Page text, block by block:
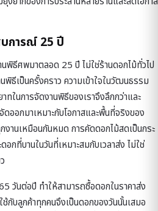
การณ์ 25 ปี
พิธีศพมาตลอด 25 ปี ไม่ใช่ร้านดอกไม้ทั่วไป
พิธีเป็นครั้งคราว ความเข้าใจในวัฒนธรรม
ทในการจัดงานพิธีของเราจึงลึกกว่าและ
ออกมาเหมาะกับโอกาสและพื้นที่จริงของ
งานเหมือนกันหมด การคัดดอกไม้สดเป็นกระ
อกที่บานในวันที่เหมาะสมกับเวลาส่ง ไม่ใช่
วันต่อปี ทำให้สามารถซื้อดอกในราคาส่ง
กับลูกค้าทุกคนจึงเป็นดอกของวันนั้นเสมอ